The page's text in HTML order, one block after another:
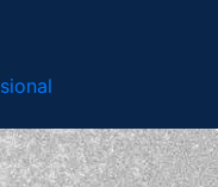
Bersertifikasi